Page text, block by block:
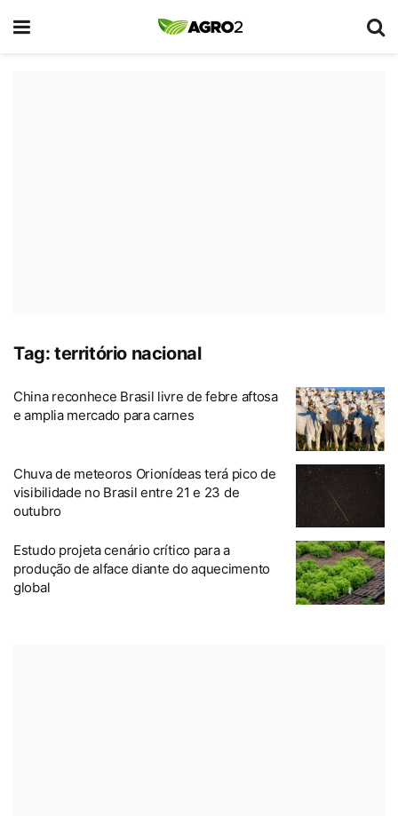
Tag: território nacional
China reconhece Brasil livre de febre aftosa
e amplia mercado para carnes
Chuva de meteoros Orionídeas terá pico de
visibilidade no Brasil entre 21 e 23 de
outubro
Estudo projeta cenário crítico para a
produção de alface diante do aquecimento
global